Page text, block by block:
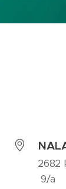
2682
9/a